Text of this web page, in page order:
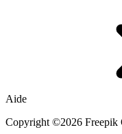
Aide
Copyright ©2026 Freepik